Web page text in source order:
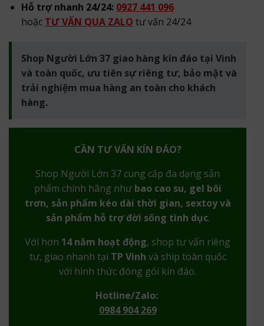
Hỗ trợ nhanh 24/24: 0927 441 096
hoặc TƯ VẤN QUA ZALO tư vấn 24/24
Shop Người Lớn 37 giao hàng kín đáo tại Vinh
và toàn quốc, ưu tiên sự riêng tư, bảo mật và
trải nghiệm mua hàng an toàn cho khách
hàng.
CẦN TƯ VẤN KÍN ĐÁO?
Shop Người Lớn 37 cung cấp đa dạng sản
phẩm chính hãng như bao cao su, gel bôi
trơn, sản phẩm kéo dài thời gian, sextoy và
sản phẩm hỗ trợ đời sống tình dục.
Với hơn 14 năm hoạt động, shop tư vấn riêng
tư, giao nhanh tại TP Vinh và ship toàn quốc
với hình thức đóng gói kín đáo.
Hotline/Zalo:
0984 904 269